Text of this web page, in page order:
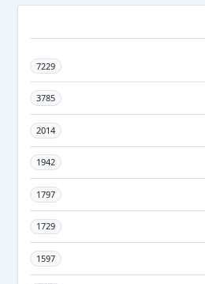
7229
3785
2014
1942
1797
1729
1597